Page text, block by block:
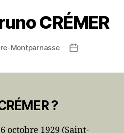
CRÉMER
Montparnasse
Date
?
6 octobre 1929 (Saint-